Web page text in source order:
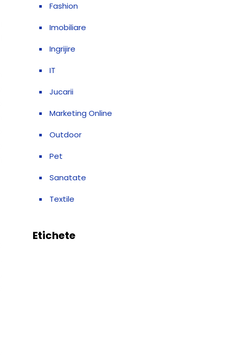
Fashion
Imobiliare
Ingrijire
IT
Jucarii
Marketing Online
Outdoor
Pet
Sanatate
Textile
Etichete